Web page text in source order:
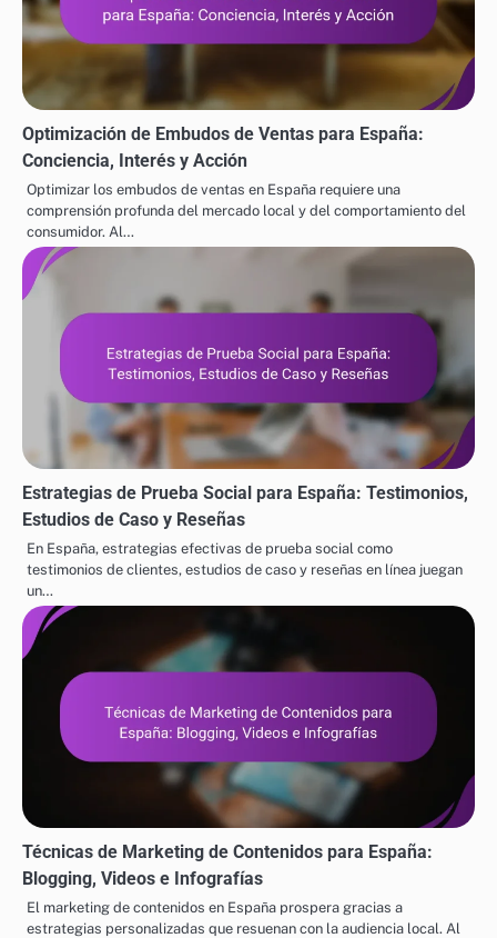
Optimización de Embudos de Ventas para España:
Conciencia, Interés y Acción
Optimizar los embudos de ventas en España requiere una
comprensión profunda del mercado local y del comportamiento del
consumidor. Al…
Estrategias de Prueba Social para España: Testimonios,
Estudios de Caso y Reseñas
En España, estrategias efectivas de prueba social como
testimonios de clientes, estudios de caso y reseñas en línea juegan
un…
Técnicas de Marketing de Contenidos para España:
Blogging, Videos e Infografías
El marketing de contenidos en España prospera gracias a
estrategias personalizadas que resuenan con la audiencia local. Al